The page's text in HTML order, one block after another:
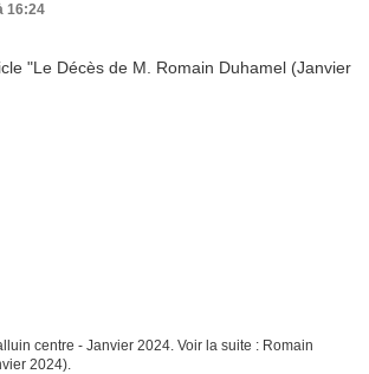
16:24
centre - Janvier 2024. Voir la suite : Romain
2024).